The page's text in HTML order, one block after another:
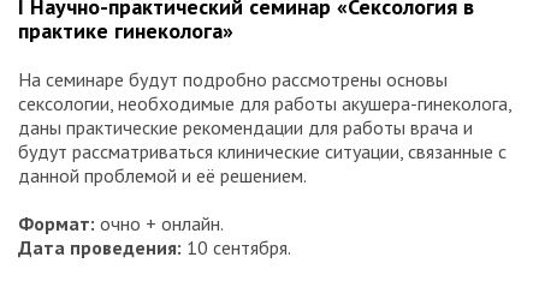
и, самое главное, за счастье и радость миллионов людей,
«Говорят дети акушеров-гинекологов!»— в формате
презентаций дети смогут рассказать о своих
замечательных родителях, об их работе и увлечениях.
Лучшие выступления будут отмечены призами
и дипломами МАРС.
StatusPraesens «Хроническая тазовая боль: версии,
контраверсии, перспективы» под редакцией
I Научно-практический семинар «Сексология в
практике гинеколога»
На семинаре будут подробно рассмотрены основы
сексологии, необходимые для работы акушера-гинеколога,
даны практические рекомендации для работы врача и
будут рассматриваться клинические ситуации, связанные с
данной проблемой и её решением.
Формат: очно + онлайн.
Дата проведения: 10 сентября.